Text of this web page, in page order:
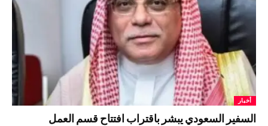
أخبار
السفير السعودي يبشر باقتراب افتتاح قسم العمل